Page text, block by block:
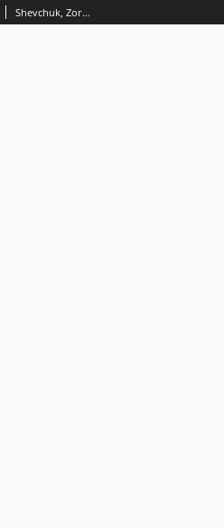
Shevchuk, Zoryana.; Korobowicz, Elżbieta.